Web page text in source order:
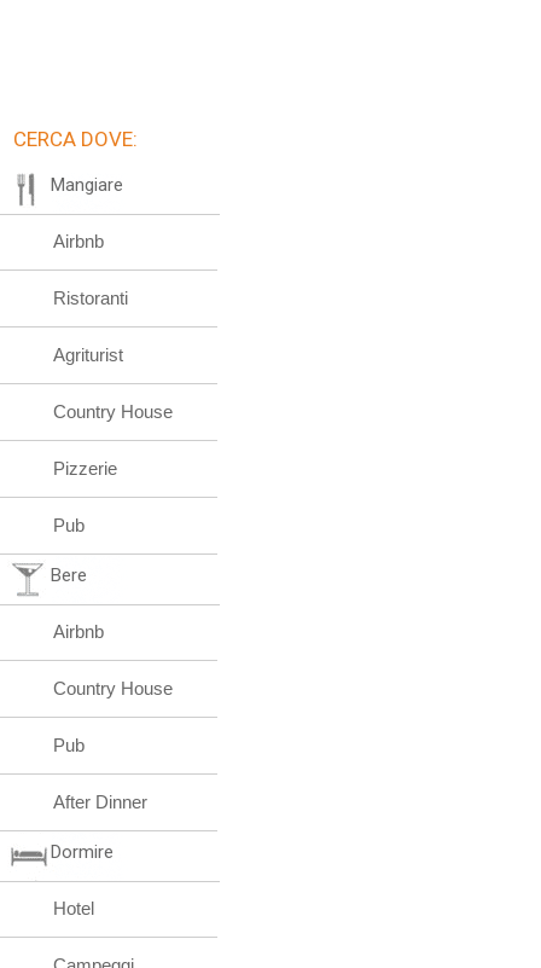
CERCA DOVE:
Mangiare
Airbnb
Ristoranti
Agriturist
Country House
Pizzerie
Pub
Bere
Airbnb
Country House
Pub
After Dinner
Dormire
Hotel